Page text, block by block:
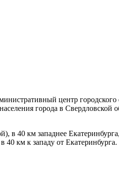
центр городского
города в Свердловской
в 40 км западнее
км к западу от